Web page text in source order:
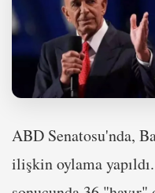
ABD Senatosu'nda,
ilişkin oylama